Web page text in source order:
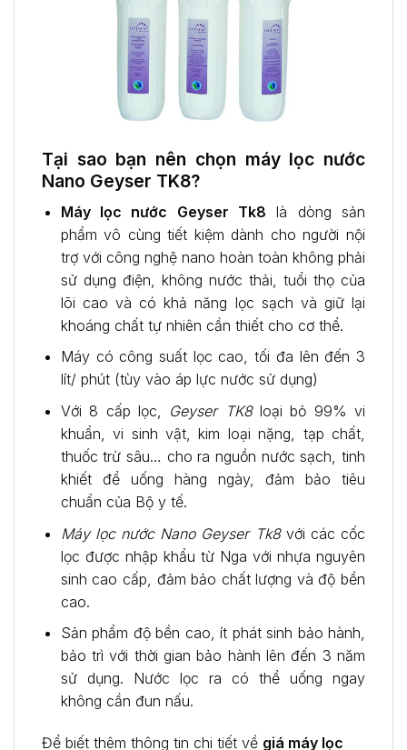
Tại sao bạn nên chọn máy lọc nước
Nano Geyser TK8?
Máy lọc nước Geyser Tk8 là dòng sản
phẩm vô cùng tiết kiệm dành cho người nội
trợ với công nghệ nano hoàn toàn không phải
sử dụng điện, không nước thải, tuổi thọ của
lõi cao và có khả năng lọc sạch và giữ lại
khoáng chất tự nhiên cần thiết cho cơ thể.
Máy có công suất lọc cao, tối đa lên đến 3
lít/ phút (tùy vào áp lực nước sử dụng)
Với 8 cấp lọc, Geyser TK8loại bỏ 99% vi
khuẩn, vi sinh vật, kim loại nặng, tạp chất,
thuốc trừ sâu… cho ra nguồn nước sạch, tinh
khiết để uống hàng ngày, đảm bảo tiêu
chuẩn của Bộ y tế.
Máy lọc nước Nano Geyser Tk8với các cốc
lọc được nhập khẩu từ Nga với nhựa nguyên
sinh cao cấp, đảm bảo chất lượng và độ bền
cao.
Sản phẩm độ bền cao, ít phát sinh bảo hành,
bảo trì với thời gian bảo hành lên đến 3 năm
sử dụng. Nước lọc ra có thể uống ngay
không cần đun nấu.
Để biết thêm thông tin chi tiết về giá máy lọc